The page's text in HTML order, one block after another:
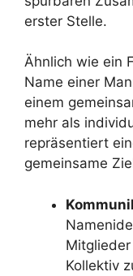
erster Stelle.
Ähnlich wie ein
Name einer
einem
mehr als
repräsentiert
gemeinsame
Kollektiv